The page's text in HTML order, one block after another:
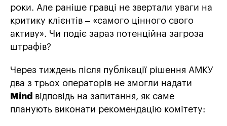
роки. Але раніше гравці не звертали уваги на
критику клієнтів – «самого цінного свого
активу». Чи подіє зараз потенційна загроза
штрафів?
Через тиждень після публікації рішення АМКУ
два з трьох операторів не змогли надати
Mind відповідь на запитання, як саме
планують виконати рекомендацію комітету: